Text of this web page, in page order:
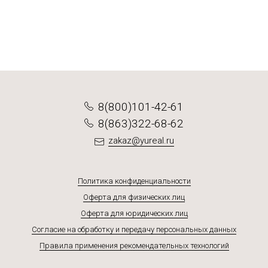
8(800)101-42-61
8(863)322-68-62
zakaz@yureal.ru
Политика конфиденциальности
Оферта для физических лиц
Оферта для юридических лиц
Согласие на обработку и передачу персональных данных
Правила применения рекомендательных технологий